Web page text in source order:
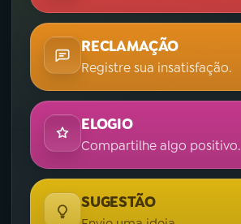
RECLAMAÇÃO
Registre sua insatisfação.
ELOGIO
Compartilhe algo positivo.
SUGESTÃO